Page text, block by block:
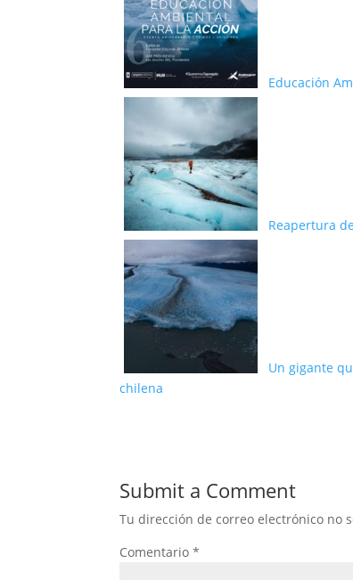
Educación
Reapertura
Un gigante
chilena
Submit a Comment
Tu dirección de correo electrónico no
Comentario*